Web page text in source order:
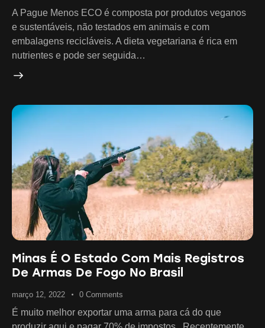
A Pague Menos ECO é composta por produtos veganos
e sustentáveis, não testados em animais e com
embalagens recicláveis. A dieta vegetariana é rica em
nutrientes e pode ser seguida…
Minas É O Estado Com Mais Registros
De Armas De Fogo No Brasil
março 12, 2022 0 Comments
É muito melhor exportar uma arma para cá do que